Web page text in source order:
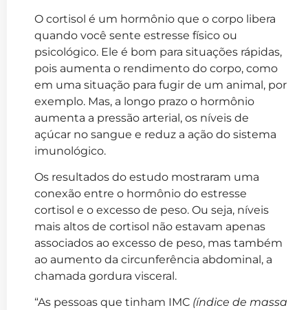
O cortisol é um hormônio que o corpo libera
quando você sente estresse físico ou
psicológico. Ele é bom para situações rápidas,
pois aumenta o rendimento do corpo, como
em uma situação para fugir de um animal, por
exemplo. Mas, a longo prazo o hormônio
aumenta a pressão arterial, os níveis de
açúcar no sangue e reduz a ação do sistema
imunológico.
Os resultados do estudo mostraram uma
conexão entre o hormônio do estresse
cortisol e o excesso de peso. Ou seja, níveis
mais altos de cortisol não estavam apenas
associados ao excesso de peso, mas também
ao aumento da circunferência abdominal, a
chamada gordura visceral.
“As pessoas que tinham IMC (índice de massa